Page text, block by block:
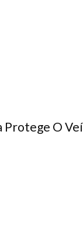
Protege O